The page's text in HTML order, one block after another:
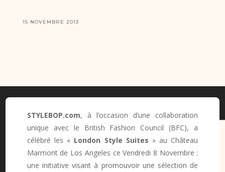
15 NOVEMBRE 2013
STYLEBOP.com, à l’occasion d’une collaboration
unique avec le British Fashion Council (BFC), a
célébré les « London Style Suites » au Château
Marmont de Los Angeles ce Vendredi 8 Novembre :
une initiative visant à promouvoir une sélection de